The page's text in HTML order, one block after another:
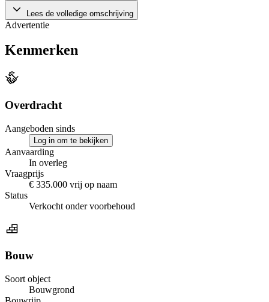
Lees de volledige omschrijving
Advertentie
Kenmerken
Overdracht
Aangeboden sinds
Log in om te bekijken
Aanvaarding
In overleg
Vraagprijs
€ 335.000 vrij op naam
Status
Verkocht onder voorbehoud
Bouw
Soort object
Bouwgrond